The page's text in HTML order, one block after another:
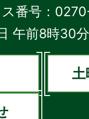
ス番号：
午前8時30
土